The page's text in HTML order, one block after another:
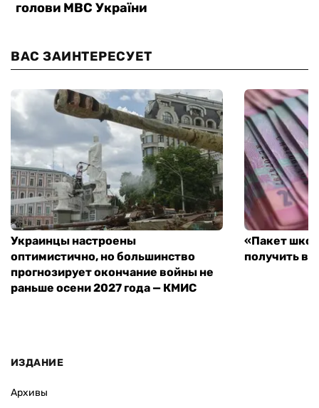
ВАС ЗАИНТЕРЕСУЕТ
Украинцы настроены
оптимистично, но большинство
прогнозирует окончание войны не
раньше осени 2027 года — КМИС
«Пакет
получить
ИЗДАНИЕ
Архивы